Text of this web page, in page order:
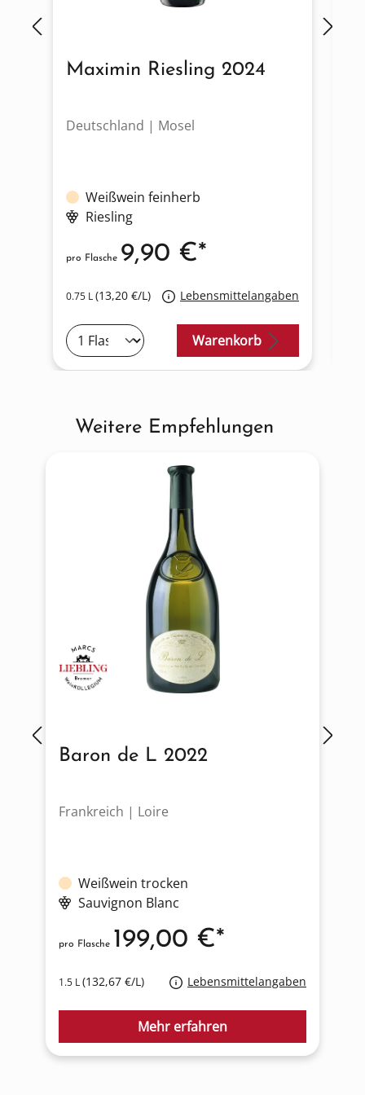
Maximin Riesling 2024
Deutschland | Mosel
Weißwein feinherb
Riesling
0.75 L(13,20 €/L) Lebensmittelangaben
pro Flasche 9,90 €*
Warenkorb
Produktgalerie überspringen
Weitere Empfehlungen
Baron de L 2022
Frankreich | Loire
Weißwein trocken
Sauvignon Blanc
1.5 L(132,67 €/L) Lebensmittelangaben
pro Flasche 199,00 €*
Mehr erfahren